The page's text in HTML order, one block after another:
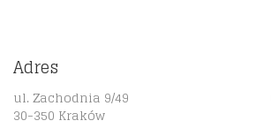
Adres
ul. Zachodnia 9/49
30-350 Kraków